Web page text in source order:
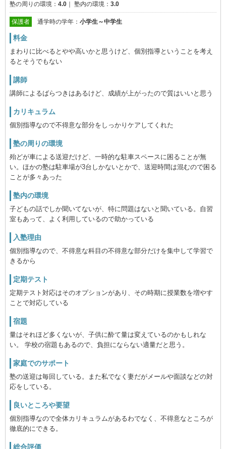
塾の周りの環境： 4.0 塾内の環境： 3.0
保護者 通学時の学年： 小学生～中学生
料金
まわりに比べるとやや高いかと思うけど、個別指導ということを考え
るとそうでもない
講師
講師によるばらつきはあるけど、成績が上がったので質はいいと思う
カリキュラム
個別指導なので不得意な部分をしっかりケアしてくれた
塾の周りの環境
殆どが車による送迎だけど、一時的な駐車スペースに困ることが無
い。ほかの塾は駐車場が3台しかないとかで、送迎時間は混むので困る
ことが多々あった
塾内の環境
子どもの話でしか聞いてないが、特に問題はないと聞いている。自習
室もあって、よく利用しているので助かっている
入塾理由
個別指導なので、不得意な科目の不得意な部分だけを集中して学習で
きるから
定期テスト
定期テスト対応はそのオプションがあり、その時期に授業数を増やす
ことで対応している
宿題
量はそれほど多くないが、子供に酔て量は変えているのかもしれな
い。 学校の宿題もあるので、負担にならない適量だと思う。
家庭でのサポート
塾の送迎は毎回している。また私でなく妻だがメールや面談などの対
応をしている。
良いところや要望
個別指導なので全体カリキュラムがあるわでなく、不得意なところが
徹底的にできる。
総合評価